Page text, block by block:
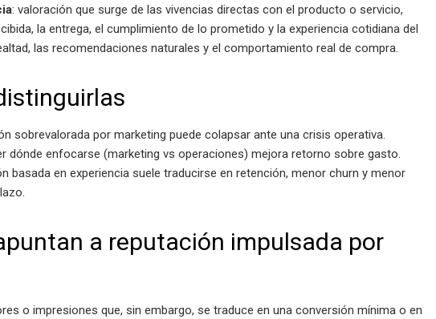
: valoración que surge de las vivencias directas con el producto o servicio,
la entrega, el cumplimiento de lo prometido y la experiencia cotidiana del
las recomendaciones naturales y el comportamiento real de compra.
sobrevalorada por marketing puede colapsar ante una crisis operativa.
dónde enfocarse (marketing vs operaciones) mejora retorno sobre gasto.
basada en experiencia suele traducirse en retención, menor churn y menor
a reputación impulsada por
o impresiones que, sin embargo, se traduce en una conversión mínima o en